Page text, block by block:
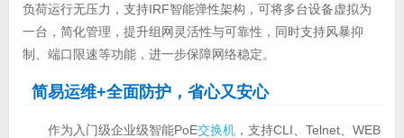
负荷运行无压力，支持IRF智能弹性架构，可将多台设备虚拟为
一台，简化管理，提升组网灵活性与可靠性，同时支持风暴抑
制、端口限速等功能，进一步保障网络稳定。
简易运维+全面防护，省心又安心
作为入门级企业级智能PoE交换机，支持CLI、Telnet、WEB